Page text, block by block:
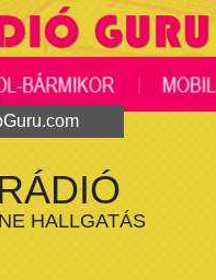
HALLGATÁS